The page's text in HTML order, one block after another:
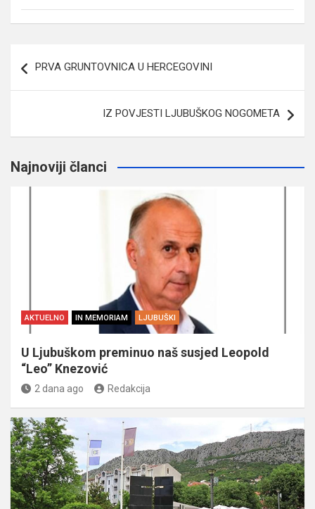
članaka
PRVA GRUNTOVNICA U HERCEGOVINI
IZ POVJESTI LJUBUŠKOG NOGOMETA
Najnoviji članci
AKTUELNO IN MEMORIAM LJUBUŠKI
U Ljubuškom preminuo naš susjed Leopold
“Leo” Knezović
2 dana ago Redakcija